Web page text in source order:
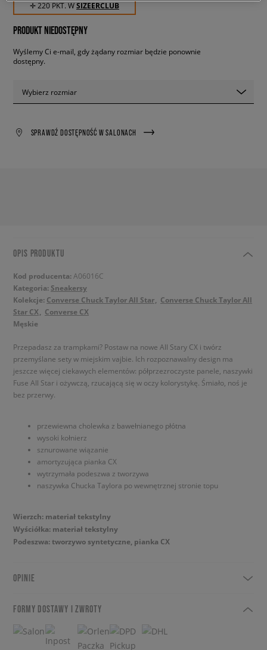
✛ 220 PKT. WSIZEERCLUB
PRODUKT NIEDOSTĘPNY
Wyślemy Ci e-mail, gdy żądany rozmiar będzie ponownie
dostępny.
Wybierz rozmiar
SPRAWDŹ DOSTĘPNOŚĆ W SALONACH
OPIS PRODUKTU
Kod producenta: A06016C
Kategoria: Sneakersy
Kolekcje: Converse Chuck Taylor All Star
Converse Chuck Taylor All
Star CX
Converse CX
Męskie
Przepadasz za trampkami? Postaw na nowe All Stary CX i twórz
przemyślane sety w miejskim vajbie. Ich rozpoznawalny design ma
jeszcze więcej ciekawych elementów: półprzezroczyste panele, naszywki
Fuse All Star i ożywczą, rzucającą się w oczy kolorystykę. Śmiało, noś je
bez przerwy.
przewiewna cholewka z bawełnianego płótna
wysoki kołnierz
sznurowane wiązanie
amortyzująca pianka CX
wytrzymała podeszwa z tworzywa
naszywka Chucka Taylora po wewnętrznej stronie topu
Wierzch: materiał tekstylny
Wyściółka: materiał tekstylny
Podeszwa: tworzywo syntetyczne, pianka CX
OPINIE
FORMY DOSTAWY I ZWROTY